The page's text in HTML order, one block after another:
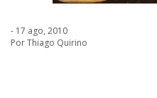
- 17 ago, 2010
Por Thiago Quirino